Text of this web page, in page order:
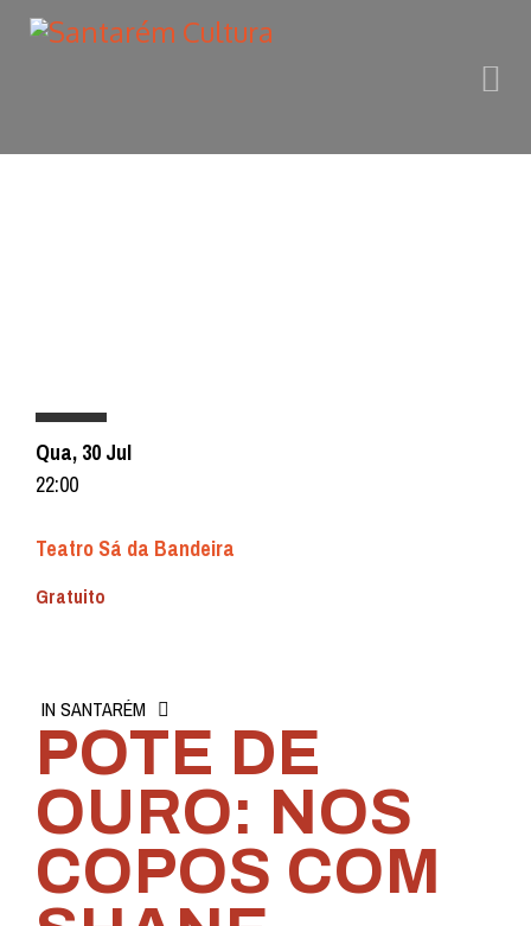
Qua, 30 Jul
22:00
Teatro Sá da Bandeira
Gratuito
IN SANTARÉM
POTE DE
OURO: NOS
COPOS COM